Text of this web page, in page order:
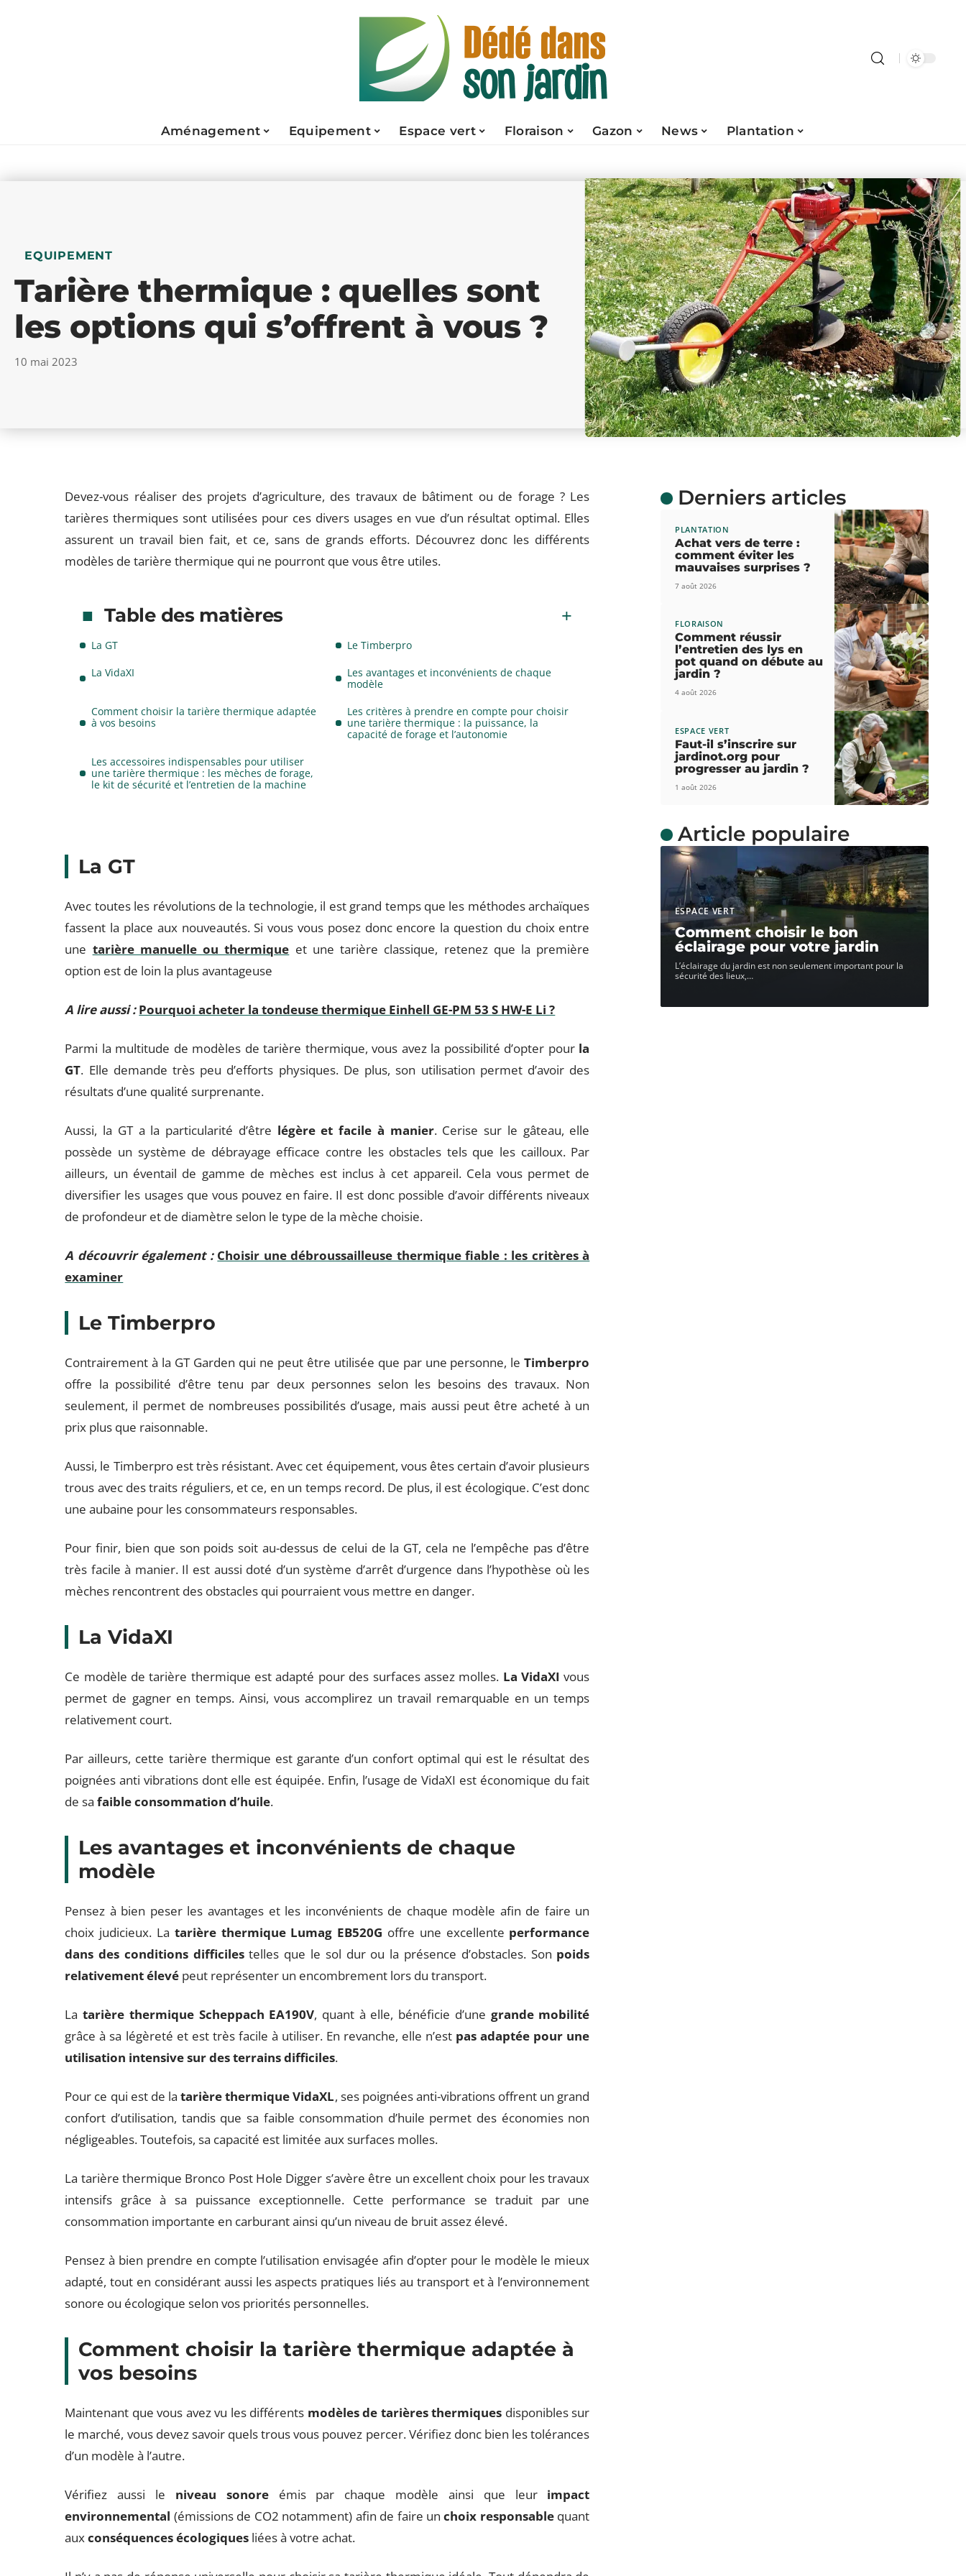
Aménagement Equipement Espace vert Floraison Gazon News Plantation
EQUIPEMENT
Tarière thermique : quelles sont
les options qui s’offrent à vous ?
10 mai 2023
Devez-vous réaliser des projets d’agriculture, des travaux de bâtiment ou de forage ? Les
tarières thermiques sont utilisées pour ces divers usages en vue d’un résultat optimal. Elles
assurent un travail bien fait, et ce, sans de grands efforts. Découvrez donc les différents
modèles de tarière thermique qui ne pourront que vous être utiles.
Table des matières
La GT
Le Timberpro
La VidaXI
Les avantages et inconvénients de chaque
modèle
Comment choisir la tarière thermique adaptée
à vos besoins
Les critères à prendre en compte pour choisir
une tarière thermique : la puissance, la
capacité de forage et l’autonomie
Les accessoires indispensables pour utiliser
une tarière thermique : les mèches de forage,
le kit de sécurité et l’entretien de la machine
La GT
Avec toutes les révolutions de la technologie, il est grand temps que les méthodes archaïques
fassent la place aux nouveautés. Si vous vous posez donc encore la question du choix entre
une tarière manuelle ou thermique et une tarière classique, retenez que la première
option est de loin la plus avantageuse
A lire aussi : Pourquoi acheter la tondeuse thermique Einhell GE-PM 53 S HW-E Li ?
Parmi la multitude de modèles de tarière thermique, vous avez la possibilité d’opter pour la
GT. Elle demande très peu d’efforts physiques. De plus, son utilisation permet d’avoir des
résultats d’une qualité surprenante.
Aussi, la GT a la particularité d’être légère et facile à manier. Cerise sur le gâteau, elle
possède un système de débrayage efficace contre les obstacles tels que les cailloux. Par
ailleurs, un éventail de gamme de mèches est inclus à cet appareil. Cela vous permet de
diversifier les usages que vous pouvez en faire. Il est donc possible d’avoir différents niveaux
de profondeur et de diamètre selon le type de la mèche choisie.
A découvrir également : Choisir une débroussailleuse thermique fiable : les critères à
examiner
Le Timberpro
Contrairement à la GT Garden qui ne peut être utilisée que par une personne, leTimberpro
offre la possibilité d’être tenu par deux personnes selon les besoins des travaux. Non
seulement, il permet de nombreuses possibilités d’usage, mais aussi peut être acheté à un
prix plus que raisonnable.
Aussi, le Timberpro est très résistant. Avec cet équipement, vous êtes certain d’avoir plusieurs
trous avec des traits réguliers, et ce, en un temps record. De plus, il est écologique. C’est donc
une aubaine pour les consommateurs responsables.
Pour finir, bien que son poids soit au-dessus de celui de la GT, cela ne l’empêche pas d’être
très facile à manier. Il est aussi doté d’un système d’arrêt d’urgence dans l’hypothèse où les
mèches rencontrent des obstacles qui pourraient vous mettre en danger.
La VidaXI
Ce modèle de tarière thermique est adapté pour des surfaces assez molles. La VidaXI vous
permet de gagner en temps. Ainsi, vous accomplirez un travail remarquable en un temps
relativement court.
Par ailleurs, cette tarière thermique est garante d’un confort optimal qui est le résultat des
poignées anti vibrations dont elle est équipée. Enfin, l’usage de VidaXI est économique du fait
de safaible consommation d’huile.
Les avantages et inconvénients de chaque
modèle
Pensez à bien peser les avantages et les inconvénients de chaque modèle afin de faire un
choix judicieux. La tarière thermique Lumag EB520G offre une excellente performance
dans des conditions difficilestelles que le sol dur ou la présence d’obstacles. Son poids
relativement élevé peut représenter un encombrement lors du transport.
Latarière thermique Scheppach EA190V, quant à elle, bénéficie d’une grande mobilité
grâce à sa légèreté et est très facile à utiliser. En revanche, elle n’est pas adaptée pour une
utilisation intensive sur des terrains difficiles.
Pour ce qui est de latarière thermique VidaXL, ses poignées anti-vibrations offrent un grand
confort d’utilisation, tandis que sa faible consommation d’huile permet des économies non
négligeables. Toutefois, sa capacité est limitée aux surfaces molles.
La tarière thermique Bronco Post Hole Digger s’avère être un excellent choix pour les travaux
intensifs grâce à sa puissance exceptionnelle. Cette performance se traduit par une
consommation importante en carburant ainsi qu’un niveau de bruit assez élevé.
Pensez à bien prendre en compte l’utilisation envisagée afin d’opter pour le modèle le mieux
adapté, tout en considérant aussi les aspects pratiques liés au transport et à l’environnement
sonore ou écologique selon vos priorités personnelles.
Comment choisir la tarière thermique adaptée à
vos besoins
Maintenant que vous avez vu les différents modèles de tarières thermiques disponibles sur
le marché, vous devez savoir quels trous vous pouvez percer. Vérifiez donc bien les tolérances
d’un modèle à l’autre.
Vérifiez aussi le niveau sonoreémis par chaque modèle ainsi que leur impact
environnemental (émissions de CO2 notamment) afin de faire unchoix responsablequant
auxconséquences écologiques liées à votre achat.
Derniers articles
PLANTATION
Achat vers de terre :
comment éviter les
mauvaises surprises ?
7 août 2026
FLORAISON
Comment réussir
l’entretien des lys en
pot quand on débute au
jardin ?
4 août 2026
ESPACE VERT
Faut-il s’inscrire sur
jardinot.org pour
progresser au jardin ?
1 août 2026
Article populaire
ESPACE VERT
Comment choisir le bon
éclairage pour votre jardin
L’éclairage du jardin est non seulement important pour la
sécurité des lieux,…